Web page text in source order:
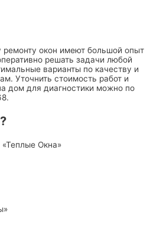
окон имеют большой опыт
решать задачи любой
варианты по качеству и
Уточнить стоимость работ и
дом для диагностики можно по
Окна»